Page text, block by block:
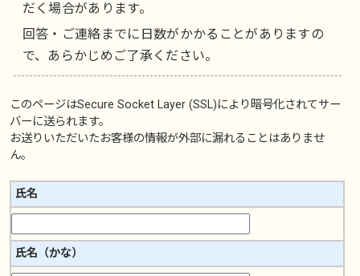
だく場合があります。
回答・ご連絡までに日数がかかることがありますの
で、あらかじめご了承ください。
このページはSecure Socket Layer (SSL)により暗号化されてサー
バーに送られます。
お送りいただいたお客様の情報が外部に漏れることはありませ
ん。
氏名
氏名（かな）